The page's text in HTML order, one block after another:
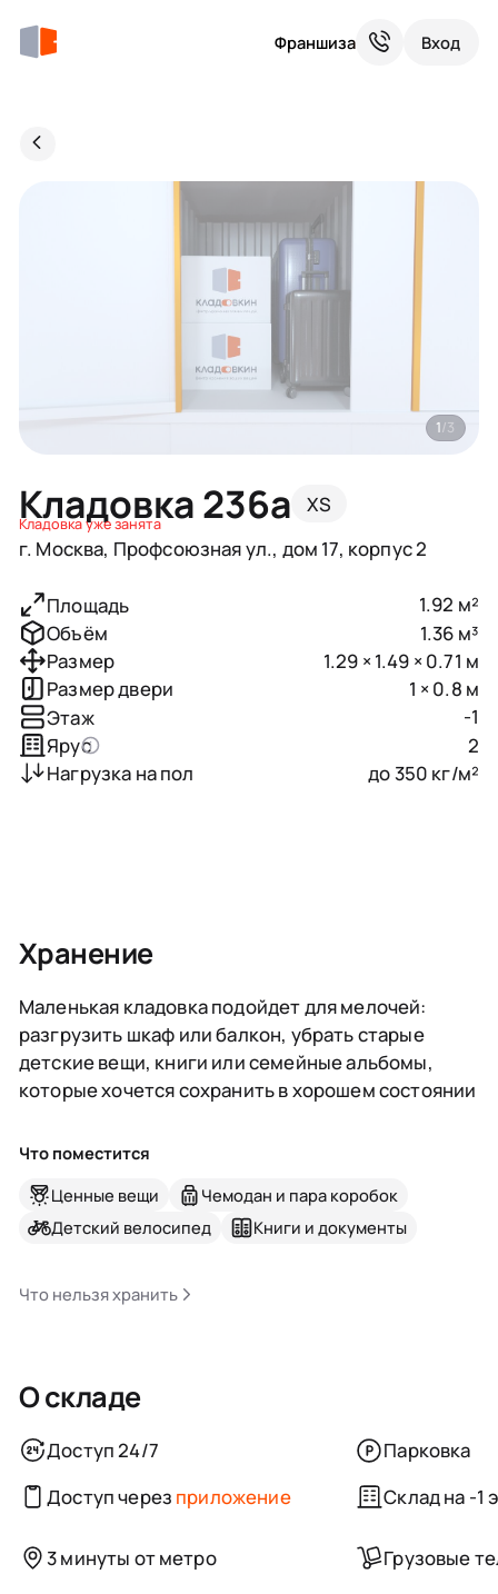
Франшиза Вход
Кладовка 236a XS
Кладовка уже занята
г. Москва, Профсоюзная ул., дом 17, корпус 2
1/3
Площадь
1.92 м²
Объём
1.36 м³
Размер
1.29 × 1.49 × 0.71 м
Размер двери
1 × 0.8 м
Этаж
-1
Ярус
2
Нагрузка на пол
до 350 кг/м²
Хранение
Маленькая кладовка подойдет для мелочей:
разгрузить шкаф или балкон, убрать старые
детские вещи, книги или семейные альбомы,
которые хочется сохранить в хорошем состоянии
Что поместится
Ценные вещи
Чемодан и пара коробок
Детский велосипед
Книги и документы
Что нельзя хранить
О складе
Доступ 24/7
Парковка
Доступ через приложение Склад на -1
3 минуты от метро Грузовые